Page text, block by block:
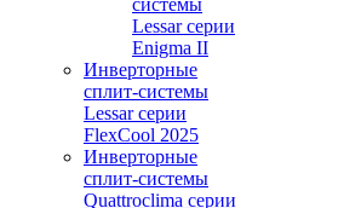
системы
Lessar серии
Enigma II
Инверторные
сплит-системы
Lessar серии
FlexCool 2025
Инверторные
сплит-системы
Quattroclima серии